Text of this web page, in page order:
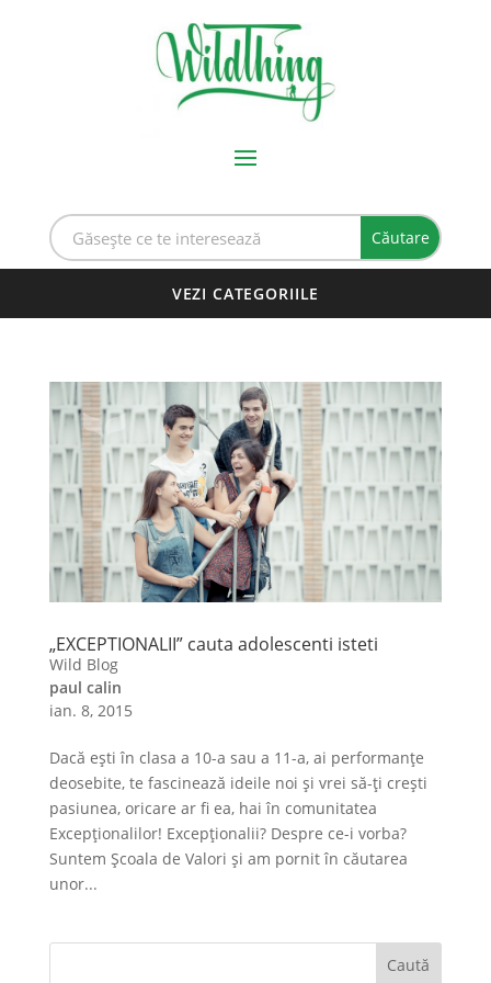
„EXCEPTIONALII” cauta adolescenti isteti
paul calin
ian. 8, 2015
Wild Blog
Dacă eşti în clasa a 10-a sau a 11-a, ai performanţe
deosebite, te fascinează ideile noi şi vrei să-ţi creşti
pasiunea, oricare ar fi ea, hai în comunitatea
Excepţionalilor! Excepţionalii? Despre ce-i vorba?
Suntem Şcoala de Valori şi am pornit în căutarea
unor...
Caută